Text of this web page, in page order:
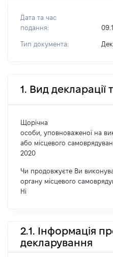
Дата та час
подання:
Тип документа:
1. Вид декларації
Щорічна
особи, уповноваженої на
або місцевого
2020
Чи продовжуєте Ви
органу місцевого
Ні
2.1. Інформація
декларування